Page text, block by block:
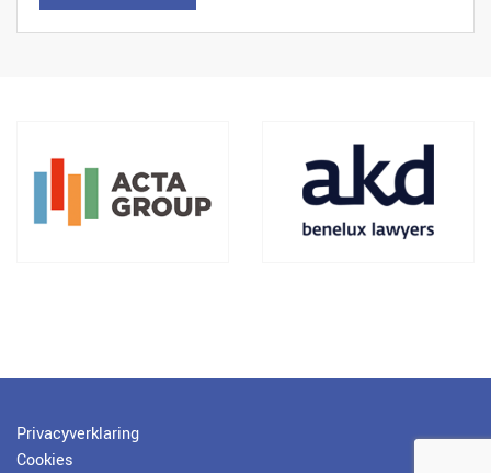
Privacyverklaring
Cookies